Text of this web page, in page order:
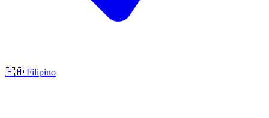
🇵🇭 Filipino